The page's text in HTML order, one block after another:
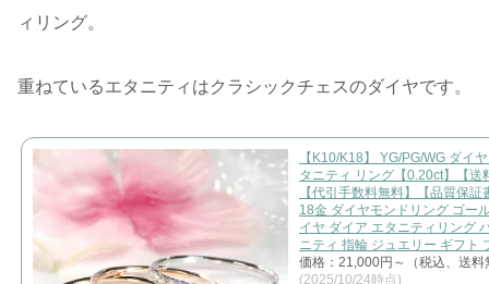
ィリング。
重ねているエタニティはクラシックチェスのダイヤです。
【K10/K18】 YG/PG/WG ダイ
タニティ リング【0.20ct】【送
【代引手数料無料】【品質保証
18金 ダイヤモンドリング ゴー
イヤ ダイア エタニティリング
ニティ 指輪 ジュエリー ギフト
価格：21,000円～（税込、送料
(2025/10/24時点)